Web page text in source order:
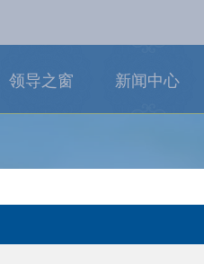
领导之窗 新闻中心